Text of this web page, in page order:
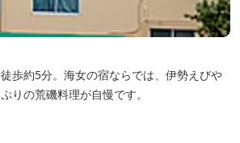
歩約5分。海女の宿ならでは、伊勢えびや
りの荒磯料理が自慢です。